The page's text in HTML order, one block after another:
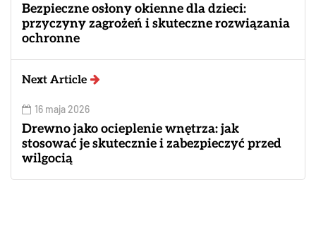
Bezpieczne osłony okienne dla dzieci:
przyczyny zagrożeń i skuteczne rozwiązania
ochronne
Next Article
16 maja 2026
Drewno jako ocieplenie wnętrza: jak
stosować je skutecznie i zabezpieczyć przed
wilgocią